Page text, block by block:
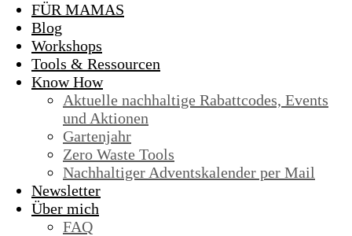
FÜR MAMAS
Blog
Workshops
Tools & Ressourcen
Know How
Aktuelle nachhaltige Rabattcodes, Events
und Aktionen
Gartenjahr
Zero Waste Tools
Nachhaltiger Adventskalender per Mail
Newsletter
Über mich
FAQ